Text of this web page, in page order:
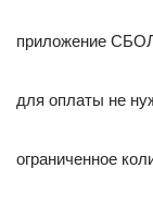
приложение
для оплаты не
ограниченное